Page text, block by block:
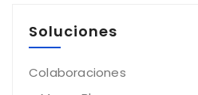
Soluciones
Colaboraciones